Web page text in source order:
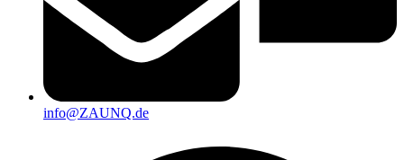
info@ZAUNQ.de